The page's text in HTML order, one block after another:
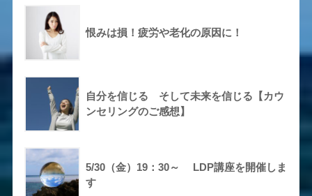
恨みは損！疲労や老化の原因に！
自分を信じる そして未来を信じる【カウ
ンセリングのご感想】
5/30（金）19：30～ LDP講座を開催しま
す